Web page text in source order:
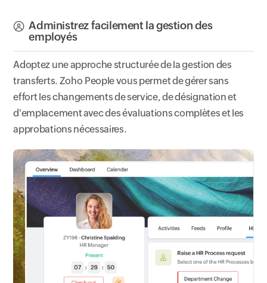
Administrez facilement la gestion des
employés
Adoptez une approche structurée de la gestion des
transferts. Zoho People vous permet de gérer sans
effort les changements de service, de désignation et
d'emplacement avec des évaluations complètes et les
approbations nécessaires.